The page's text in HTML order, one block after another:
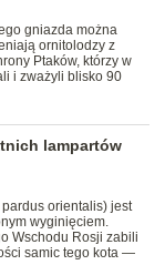
gniazda można
ornitolodzy z
Ptaków, którzy w
i zważyli blisko 90
lampartów
orientalis) jest
wyginięciem.
Wschodu Rosji zabili
samic tego kota —